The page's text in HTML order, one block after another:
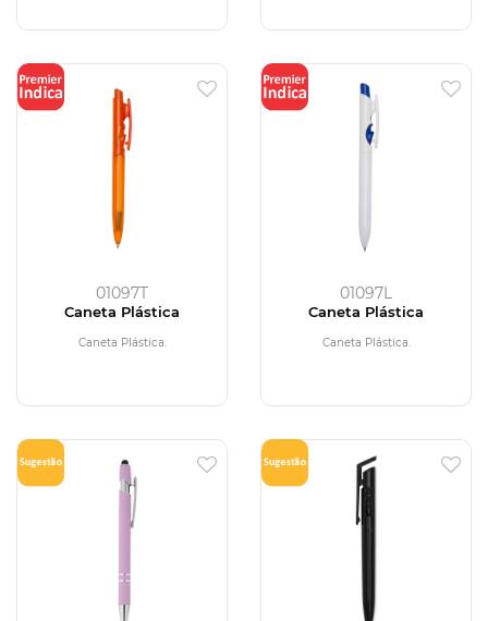
01097T
Caneta Plástica
Caneta Plástica.
01097L
Caneta Plástica
Caneta Plástica.